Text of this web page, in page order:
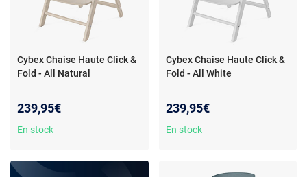
Cybex Chaise Haute Click &
Fold - All Natural
239,95€
En stock
Cybex Chaise Haute Click &
Fold - All White
239,95€
En stock